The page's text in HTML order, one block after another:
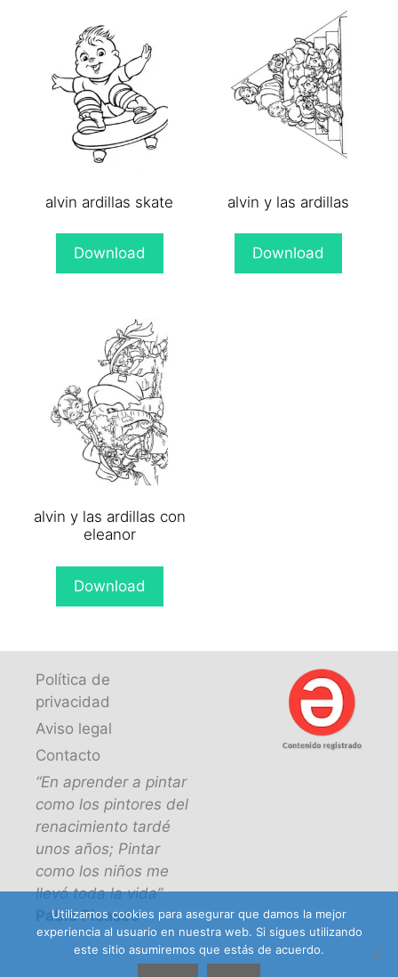
alvin ardillas skate
Download
alvin y las ardillas
Download
alvin y las ardillas con
eleanor
Download
Política de
privacidad
Aviso legal
Contacto
“En aprender a pintar
como los pintores del
renacimiento tardé
unos años; Pintar
como los niños me
llevó toda la vida”
Pablo Picasso
Utilizamos cookies para asegurar que damos la mejor
experiencia al usuario en nuestra web. Si sigues utilizando
este sitio asumiremos que estás de acuerdo.